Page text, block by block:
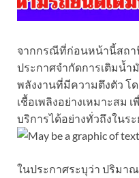
จากกรณีที่ก่อนหน้านี้สถา
ประกาศจำกัดการเติมน้
พลังงานที่มีความตึงตัว โ
เชื้อเพลิงอย่างเหมาะสม
บริการได้อย่างทั่วถึงในระ
ในประกาศระบุว่า ปริมา